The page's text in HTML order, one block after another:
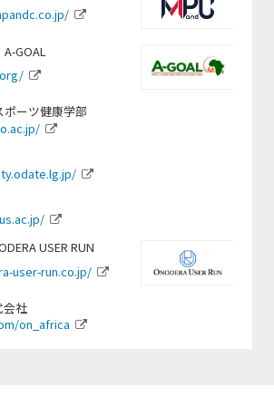
GOAL
ーツ健康学部
USER RUN
user-run.co.jp/
会社
on_africa
ss.com/
school/school
f.co.jp/